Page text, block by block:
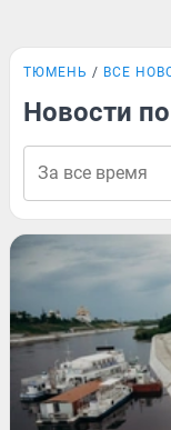
ТЮМЕНЬ ВСЕ
Новости